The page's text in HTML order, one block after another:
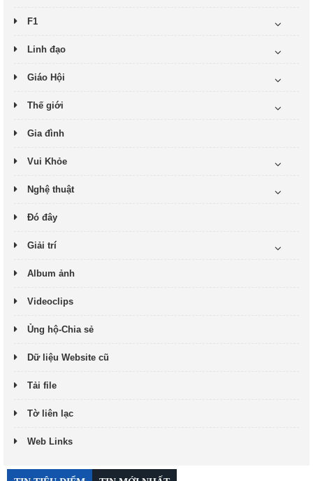
F1
Linh đạo
Giáo Hội
Thế giới
Gia đình
Vui Khỏe
Nghệ thuật
Đó đây
Giải trí
Album ảnh
Videoclips
Ủng hộ-Chia sẻ
Dữ liệu Website cũ
Tải file
Tờ liên lạc
Web Links